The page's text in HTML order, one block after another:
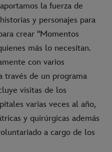
la fuerza de
y personajes para
crear "Momentos
más lo necesitan.
con varios
través de un programa
visitas de los
varias veces al año,
y quirúrgicas además
a cargo de los